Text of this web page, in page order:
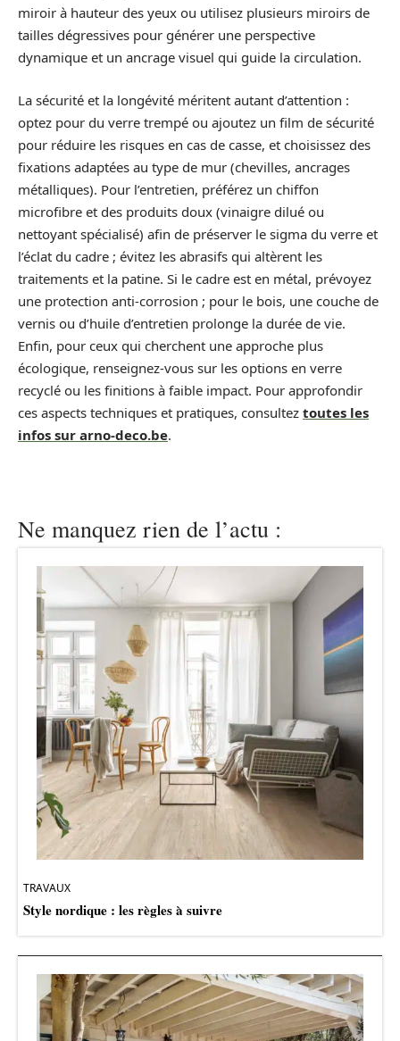
miroir à hauteur des yeux ou utilisez plusieurs miroirs de
tailles dégressives pour générer une perspective
dynamique et un ancrage visuel qui guide la circulation.
La sécurité et la longévité méritent autant d’attention :
optez pour du verre trempé ou ajoutez un film de sécurité
pour réduire les risques en cas de casse, et choisissez des
fixations adaptées au type de mur (chevilles, ancrages
métalliques). Pour l’entretien, préférez un chiffon
microfibre et des produits doux (vinaigre dilué ou
nettoyant spécialisé) afin de préserver le sigma du verre et
l’éclat du cadre ; évitez les abrasifs qui altèrent les
traitements et la patine. Si le cadre est en métal, prévoyez
une protection anti-corrosion ; pour le bois, une couche de
vernis ou d’huile d’entretien prolonge la durée de vie.
Enfin, pour ceux qui cherchent une approche plus
écologique, renseignez-vous sur les options en verre
recyclé ou les finitions à faible impact. Pour approfondir
ces aspects techniques et pratiques, consultez toutes les
infos sur arno-deco.be.
Ne manquez rien de l’actu :
TRAVAUX
Style nordique : les règles à suivre